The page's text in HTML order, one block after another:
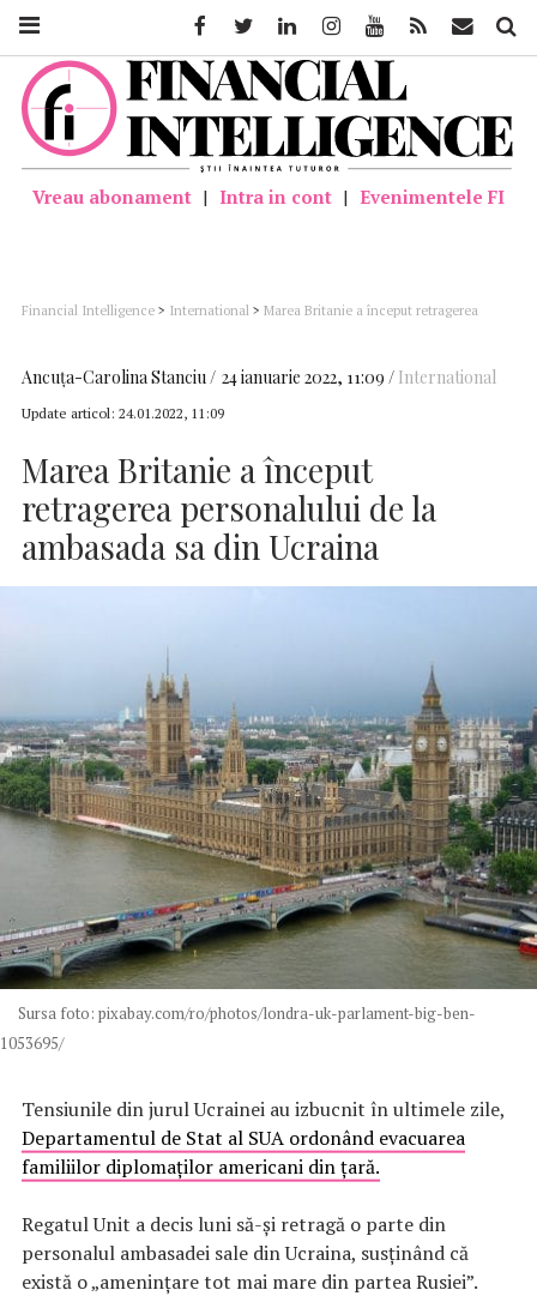
Vreau abonament | Intra in cont | Evenimentele FI
Financial Intelligence > International > Marea Britanie a început retragerea
Ancuţa-Carolina Stanciu 24 ianuarie 2022, 11:09 International
Update articol: 24.01.2022, 11:09
Marea Britanie a început
retragerea personalului de la
ambasada sa din Ucraina
Sursa foto: pixabay.com/ro/photos/londra-uk-parlament-big-ben-
1053695/
Tensiunile din jurul Ucrainei au izbucnit în ultimele zile,
Departamentul de Stat al SUA ordonând evacuarea
familiilor diplomaților americani din țară.
Regatul Unit a decis luni să-și retragă o parte din
personalul ambasadei sale din Ucraina, susținând că
există o „amenințare tot mai mare din partea Rusiei”.
FacebookTwitter LinkedinInstagramYoutube Feed Mail